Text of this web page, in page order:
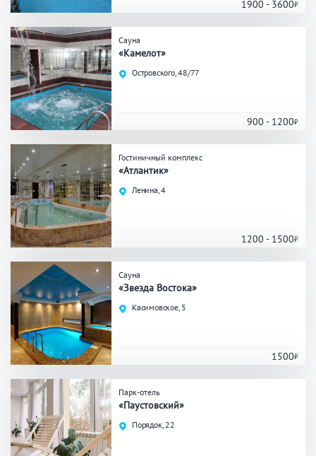
Банные услуги
Массаж
Кедровая бочка
СПА
Гидромассаж
Банный чан
Общие
Круглосуточно
Банный комплекс
Аква-зона
Джакузи
Бассейн
Обливная кадушка
Развлечения
Бильярд
1900 - 3600
Сауна
«Камелот»
Островского, 48/77
900 - 1200
Гостиничный комплекс
«Атлантик»
Ленина, 4
1200 - 1500
Сауна
«Звезда Востока»
Касимовское, 5
1500
Парк-отель
«Паустовский»
Порядок, 22